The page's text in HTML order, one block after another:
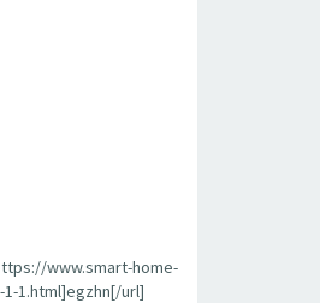
www.smart-home-
1.html]egzhn[/url]